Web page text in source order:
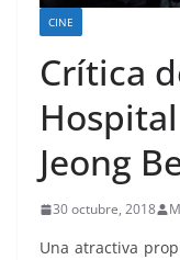
CINE
Crítica
Jeong
30 octubre, 2018
Una atractiva